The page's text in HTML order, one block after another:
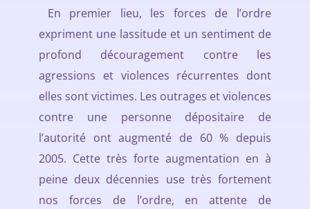
En premier lieu, les forces de l’ordre
expriment une lassitude et un sentiment de
profond découragement contre les
agressions et violences récurrentes dont
elles sont victimes. Les outrages et violences
contre une personne dépositaire de
l’autorité ont augmenté de 60 % depuis
2005. Cette très forte augmentation en à
peine deux décennies use très fortement
nos forces de l’ordre, en attente de